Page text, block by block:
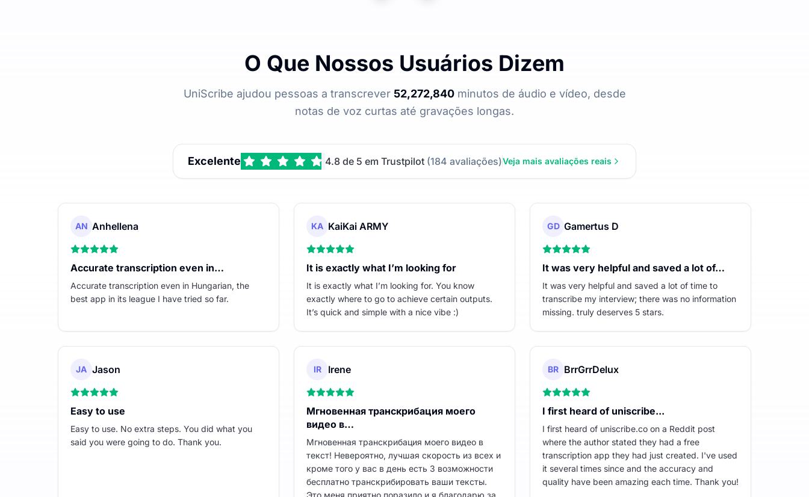
O Que Nossos Usuários Dizem
UniScribe ajudou pessoas a transcrever 52,272,840minutos de áudio e vídeo, desde
notas de voz curtas até gravações longas.
Excelente 4.8 de 5 em Trustpilot (184 avaliações)Veja mais avaliações reais
AN Anhellena
Accurate transcription even in…
Accurate transcription even in Hungarian, the
best app in its league I have tried so far.
KA KaiKai ARMY
It is exactly what I’m looking for
It is exactly what I’m looking for. You know
exactly where to go to achieve certain outputs.
It’s quick and simple with a nice vibe :)
GD Gamertus D
It was very helpful and saved a lot of…
It was very helpful and saved a lot of time to
transcribe my interview; there was no information
missing. truly deserves 5 stars.
JA Jason
Easy to use
Easy to use. No extra steps. You did what you
said you were going to do. Thank you.
IR Irene
Мгновенная транскрибация моего
видео в…
Мгновенная транскрибация моего видео в
текст! Невероятно, лучшая скорость из всех и
кроме того у вас в день есть 3 возможности
бесплатно транскрибировать ваши тексты.
BR BrrGrrDelux
I first heard of uniscribe...
I first heard of uniscribe.co on a Reddit post
where the author stated they had a free
transcription app they had just created. I've used
it several times since and the accuracy and
quality have been amazing each time. Thank you!